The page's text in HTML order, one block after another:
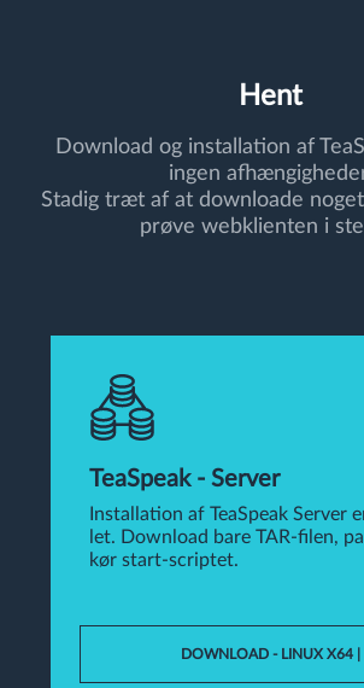
Hent
Download og installation af
ingen
Stadig træt af at downloade
prøve webklienten i
TeaSpeak - Server
Installation af TeaSpeak Server
let. Download bare TAR-filen,
kør start-scriptet.
DOWNLOAD - LINUX X64 |